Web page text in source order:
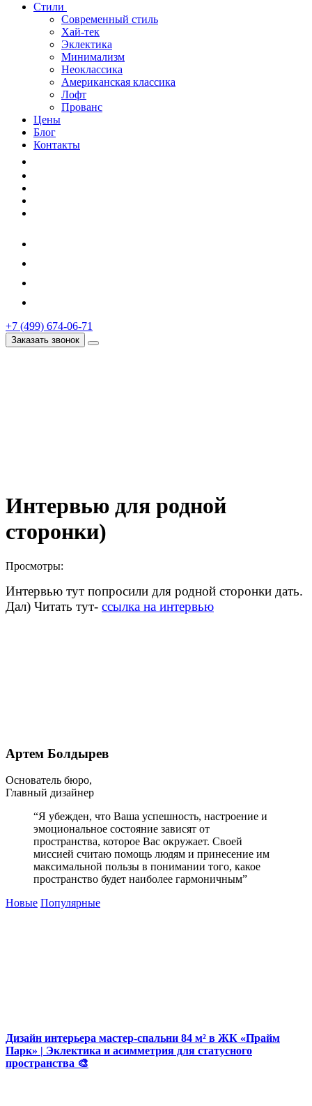
Стили
Современный стиль
Хай-тек
Эклектика
Минимализм
Неоклассика
Американская классика
Лофт
Прованс
Цены
Блог
Контакты
+7 (499) 674-06-71
Заказать звонок
Интервью для родной
сторонки)
Просмотры:
Интервью тут попросили для родной сторонки дать.
Дал) Читать тут- ссылка на интервью
Артем Болдырев
Основатель бюро,
Главный дизайнер
“Я убежден, что Ваша успешность, настроение и
эмоциональное состояние зависят от
пространства, которое Вас окружает. Своей
миссией считаю помощь людям и принесение им
максимальной пользы в понимании того, какое
пространство будет наиболее гармоничным”
Новые Популярные
Дизайн интерьера мастер-спальни 84 м² в ЖК «Прайм
Парк» | Эклектика и асимметрия для статусного
пространства 🎨